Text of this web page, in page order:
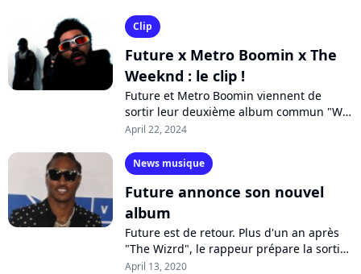
Clip
Future x Metro Boomin x The
Weeknd : le clip !
Future et Metro Boomin viennent de
sortir leur deuxième album commun "We
Still Don't Trust You", quelques semaines
April 22, 2024
News musique
Future annonce son nouvel
album
Future est de retour. Plus d'un an après
"The Wizrd", le rappeur prépare la sortie
de son nouvel album "Life is Good, qu'il
April 13, 2020